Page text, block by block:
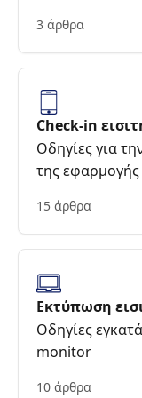
3 άρθρα
Check-in
Οδηγίες για
της
15 άρθρα
Εκτύπωση
Οδηγίες
monitor
10 άρθρα